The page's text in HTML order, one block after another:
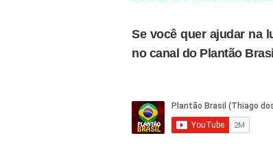
Se você quer ajudar na
no canal do Plantão